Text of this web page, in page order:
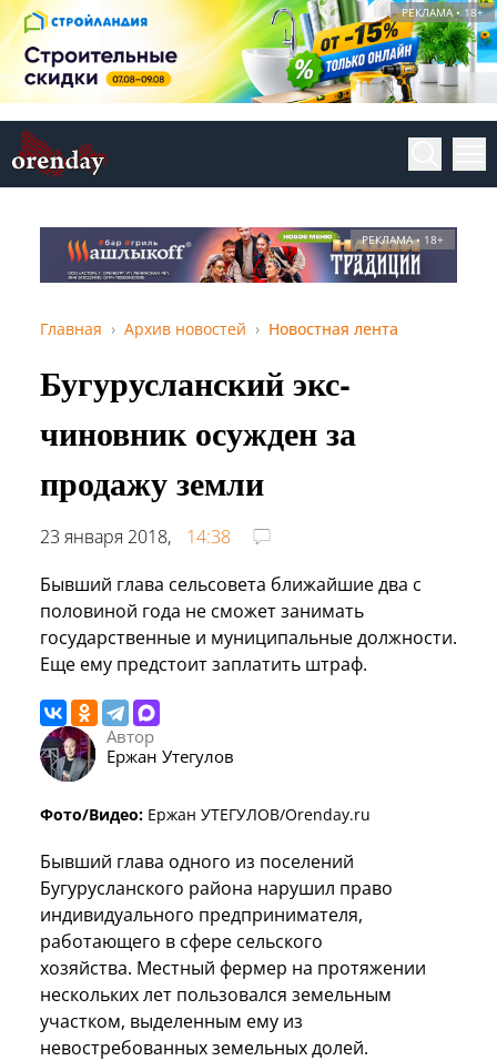
РЕКЛАМА • 18+
РЕКЛАМА • 18+
Главная Архив новостей Новостная лента
Бугурусланский экс-
чиновник осужден за
продажу земли
23 января 2018,
14:38
Бывший глава сельсовета ближайшие два с
половиной года не сможет занимать
государственные и муниципальные должности.
Еще ему предстоит заплатить штраф.
Автор
Ержан Утегулов
Фото/Видео: Ержан УТЕГУЛОВ/Orenday.ru
Бывший глава одного из поселений
Бугурусланского района нарушил право
индивидуального предпринимателя,
работающего в сфере сельского
хозяйства. Местный фермер на протяжении
нескольких лет пользовался земельным
участком, выделенным ему из
невостребованных земельных долей.